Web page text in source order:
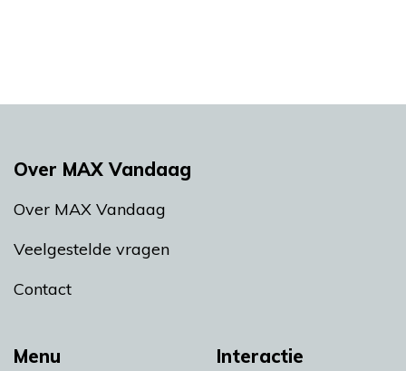
Menu Interactie
Over MAX Vandaag
Over MAX Vandaag
Veelgestelde vragen
Contact